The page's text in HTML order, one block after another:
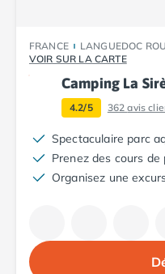
Camping Merlimont
Camping Pays de la
Camping Loire-
Camping Guerande
Camping La Turballe
Camping Nantes
Camping Pornic
Camping Maine-et-
Camping Saumur
FRANCE LANGUEDOC
VOIR SUR LA CARTE
Camping La
4.2/5 362avis
Spectaculaire parc
Prenez des cours de
Organisez une